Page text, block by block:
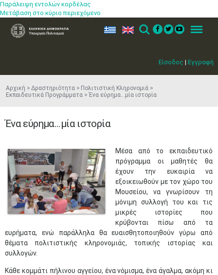
Παράλειψη εντολών κορδέλας
Μετάβαση στο κύριο περιεχόμενο
Είσοδος | Εγγραφή
ελ en Search Menu
Αρχική Δραστηριότητα
Πολιτιστική Κληρονομιά
Εκπαιδευτικά Προγράμματα
Ένα εύρημα...μία ιστορία
Ένα εύρημα...μία ιστορία
Μέσα από το εκπαιδευτικό
πρόγραμμα οι μαθητές θα
έχουν την ευκαιρία να
εξοικειωθούν με τον χώρο του
Μουσείου, να γνωρίσουν τη
μόνιμη συλλογή του και τις
μικρές ιστορίες που
κρύβονται πίσω από τα
ευρήματα, ενώ παράλληλα θα ευαισθητοποιηθούν γύρω από
θέματα πολιτιστικής κληρονομιάς, τοπικής ιστορίας και
συλλογών.
Κάθε κομμάτι πήλινου αγγείου, ένα νόμισμα, ένα άγαλμα, ακόμη κι